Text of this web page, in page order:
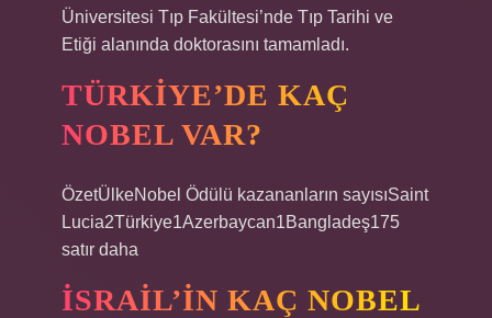
Üniversitesi Tıp Fakültesi’nde Tıp Tarihi ve
Etiği alanında doktorasını tamamladı.
TÜRKIYE’DE KAÇ
NOBEL VAR?
ÖzetÜlkeNobel Ödülü kazananların sayısıSaint
Lucia2Türkiye1Azerbaycan1Bangladeş175
satır daha
İSRAIL’IN KAÇ NOBEL